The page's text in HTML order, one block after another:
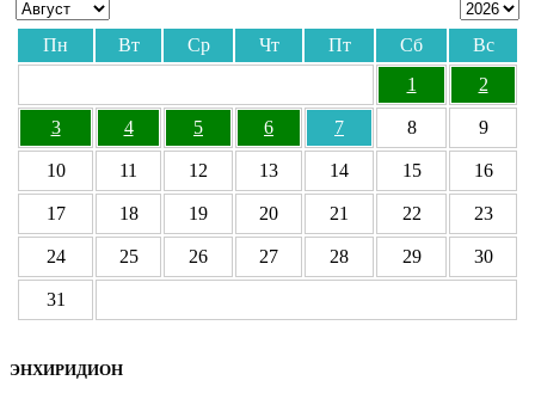
Пн Вт Ср Чт Пт Сб
Вс
1
2
3 4 5 6 7 8 9
10 11 12 13 14 15 16
17 18 19 20 21 22 23
24 25 26 27 28 29 30
31
ЭНХИРИДИОН